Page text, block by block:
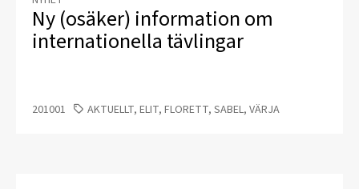
Ny (osäker) information om
internationella tävlingar
201001 AKTUELLT, ELIT, FLORETT, SABEL, VÄRJA